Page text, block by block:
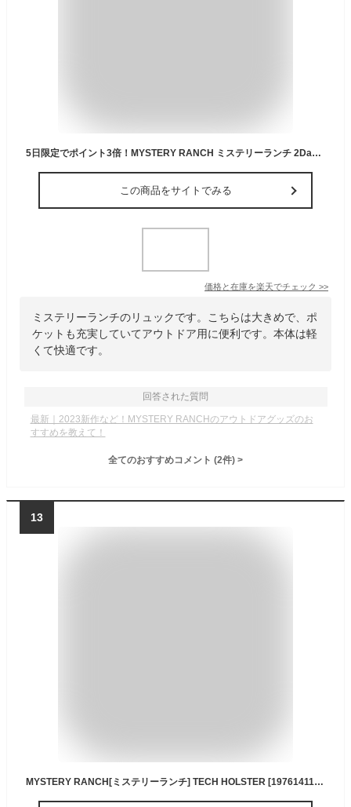
5日限定でポイント3倍！MYSTERY RANCH ミステリーランチ 2Day ASSAULT ツーデイ アサルト バックパックリュック リュックサック バックパック デイパック バッグ メンズ 27L A3S/M L/XL プレゼント ギフト 通勤 通学 送料無料 bgsin
この商品をサイトでみる
価格と在庫を楽天でチェック >>
ミステリーランチのリュックです。こちらは大きめで、ポ
ケットも充実していてアウトドア用に便利です。本体は軽
くて快適です。
回答された質問
最新｜2023新作など！MYSTERY RANCHのアウトドアグッズのお
すすめを教えて！
全てのおすすめコメント (2件) >
13
MYSTERY RANCH[ミステリーランチ] TECH HOLSTER [19761411] テックホルスター・ポーチ・ホルスター・必需品入れ・携帯ホルダー・携帯入れ・IPHONEホルダー・スマホホルダー・スマホケース・トランシーバーケース・MEN'S/LADY'S [2023AW]